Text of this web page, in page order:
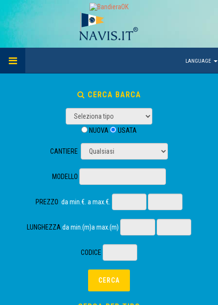
LANGUAGE
CERCA BARCA
NUOVA USATA
CANTIERE
MODELLO
PREZZO da min.€. a max.€.
LUNGHEZZA da min.(m)a max.(m)
CODICE